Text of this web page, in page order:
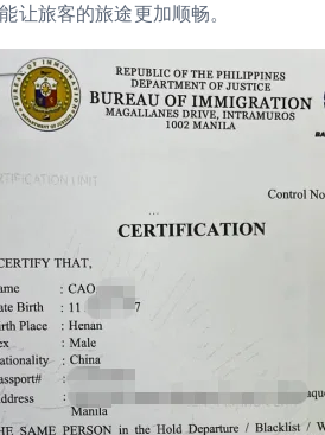
让旅客的旅途更加顺畅。